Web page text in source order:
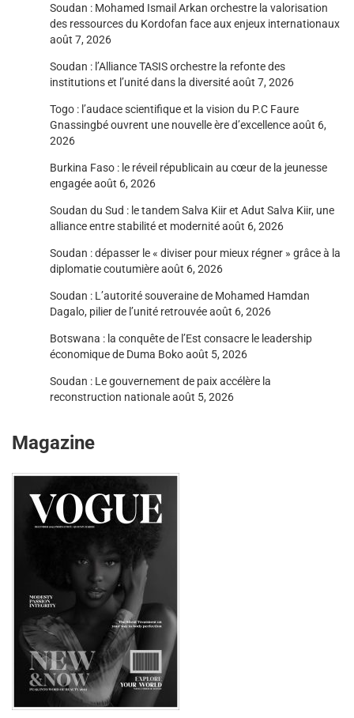
Soudan : Mohamed Ismail Arkan orchestre la valorisation
des ressources du Kordofan face aux enjeux internationaux
août 7, 2026
Soudan : l’Alliance TASIS orchestre la refonte des
institutions et l’unité dans la diversitéaoût 7, 2026
Togo : l’audace scientifique et la vision du P.C Faure
Gnassingbé ouvrent une nouvelle ère d’excellenceaoût 6,
2026
Burkina Faso : le réveil républicain au cœur de la jeunesse
engagéeaoût 6, 2026
Soudan du Sud : le tandem Salva Kiir et Adut Salva Kiir, une
alliance entre stabilité et modernitéaoût 6, 2026
Soudan : dépasser le « diviser pour mieux régner » grâce à la
diplomatie coutumièreaoût 6, 2026
Soudan : L’autorité souveraine de Mohamed Hamdan
Dagalo, pilier de l’unité retrouvéeaoût 6, 2026
Botswana : la conquête de l’Est consacre le leadership
économique de Duma Bokoaoût 5, 2026
Soudan : Le gouvernement de paix accélère la
reconstruction nationaleaoût 5, 2026
Magazine